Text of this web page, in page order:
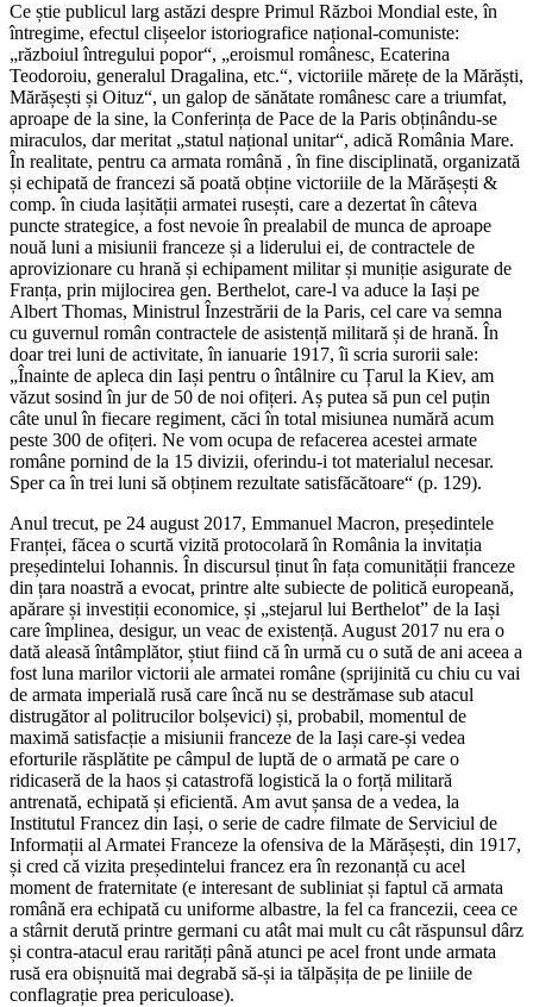
Ce știe publicul larg astăzi despre Primul Război Mondial este, în
întregime, efectul clișeelor istoriografice național-comuniste:
„războiul întregului popor“, „eroismul românesc, Ecaterina
Teodoroiu, generalul Dragalina, etc.“, victoriile mărețe de la Mărăști,
Mărășești și Oituz“, un galop de sănătate românesc care a triumfat,
aproape de la sine, la Conferința de Pace de la Paris obținându-se
miraculos, dar meritat „statul național unitar“, adică România Mare.
În realitate, pentru ca armata română , în fine disciplinată, organizată
și echipată de francezi să poată obține victoriile de la Mărășești &
comp. în ciuda lașității armatei rusești, care a dezertat în câteva
puncte strategice, a fost nevoie în prealabil de munca de aproape
nouă luni a misiunii franceze și a liderului ei, de contractele de
aprovizionare cu hrană și echipament militar și muniție asigurate de
Franța, prin mijlocirea gen. Berthelot, care-l va aduce la Iași pe
Albert Thomas, Ministrul Înzestrării de la Paris, cel care va semna
cu guvernul român contractele de asistență militară și de hrană. În
doar trei luni de activitate, în ianuarie 1917, îi scria surorii sale:
„Înainte de apleca din Iași pentru o întâlnire cu Țarul la Kiev, am
văzut sosind în jur de 50 de noi ofițeri. Aș putea să pun cel puțin
câte unul în fiecare regiment, căci în total misiunea numără acum
peste 300 de ofițeri. Ne vom ocupa de refacerea acestei armate
române pornind de la 15 divizii, oferindu-i tot materialul necesar.
Sper ca în trei luni să obținem rezultate satisfăcătoare“ (p. 129).
Anul trecut, pe 24 august 2017, Emmanuel Macron, președintele
Franței, făcea o scurtă vizită protocolară în România la invitația
președintelui Iohannis. În discursul ținut în fața comunității franceze
din țara noastră a evocat, printre alte subiecte de politică europeană,
apărare și investiții economice, și „stejarul lui Berthelot” de la Iași
care împlinea, desigur, un veac de existență. August 2017 nu era o
dată aleasă întâmplător, știut fiind că în urmă cu o sută de ani aceea a
fost luna marilor victorii ale armatei române (sprijinită cu chiu cu vai
de armata imperială rusă care încă nu se destrămase sub atacul
distrugător al politrucilor bolșevici) și, probabil, momentul de
maximă satisfacție a misiunii franceze de la Iași care-și vedea
eforturile răsplătite pe câmpul de luptă de o armată pe care o
ridicaseră de la haos și catastrofă logistică la o forță militară
antrenată, echipată și eficientă. Am avut șansa de a vedea, la
Institutul Francez din Iași, o serie de cadre filmate de Serviciul de
Informații al Armatei Franceze la ofensiva de la Mărășești, din 1917,
și cred că vizita președintelui francez era în rezonanță cu acel
moment de fraternitate (e interesant de subliniat și faptul că armata
română era echipată cu uniforme albastre, la fel ca francezii, ceea ce
a stârnit derută printre germani cu atât mai mult cu cât răspunsul dârz
și contra-atacul erau rarități până atunci pe acel front unde armata
rusă era obișnuită mai degrabă să-și ia tălpășița de pe liniile de
conflagrație prea periculoase).